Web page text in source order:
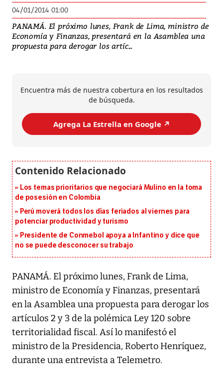
04/01/2014 01:00
PANAMÁ. El próximo lunes, Frank de Lima, ministro de
Economía y Finanzas, presentará en la Asamblea una
propuesta para derogar los artíc...
Encuentra más de nuestra cobertura en los resultados
de búsqueda.
Agrega La Estrella en Google ↗️
Los temas prioritarios que negociará Mulino en la toma
de posesión en Colombia
Perú moverá todos los días feriados al viernes para
potenciar productividad y turismo
Presidente de Conmebol apoya a Infantino y dice que
no se puede desconocer su trabajo
PANAMÁ. El próximo lunes, Frank de Lima,
ministro de Economía y Finanzas, presentará
en la Asamblea una propuesta para derogar los
artículos 2 y 3 de la polémica Ley 120 sobre
territorialidad fiscal. Así lo manifestó el
ministro de la Presidencia, Roberto Henríquez,
durante una entrevista a Telemetro.